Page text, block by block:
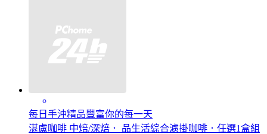
每日手沖精品豐富你的每一天
湛盧咖啡 中焙/深焙． 品生活綜合濾掛咖啡．任選1盒組